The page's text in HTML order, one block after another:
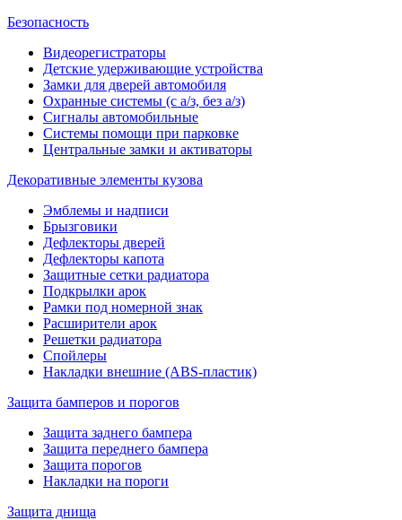
Безопасность
Видеорегистраторы
Детские удерживающие устройства
Замки для дверей автомобиля
Охранные системы (с а/з, без а/з)
Сигналы автомобильные
Системы помощи при парковке
Центральные замки и активаторы
Декоративные элементы кузова
Эмблемы и надписи
Брызговики
Дефлекторы дверей
Дефлекторы капота
Защитные сетки радиатора
Подкрылки арок
Рамки под номерной знак
Расширители арок
Решетки радиатора
Спойлеры
Накладки внешние (ABS-пластик)
Защита бамперов и порогов
Защита заднего бампера
Защита переднего бампера
Защита порогов
Накладки на пороги
Защита днища